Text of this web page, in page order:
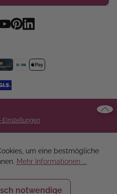
Einstellungen
um eine bestmögliche
Mehr Informationen ...
notwendige